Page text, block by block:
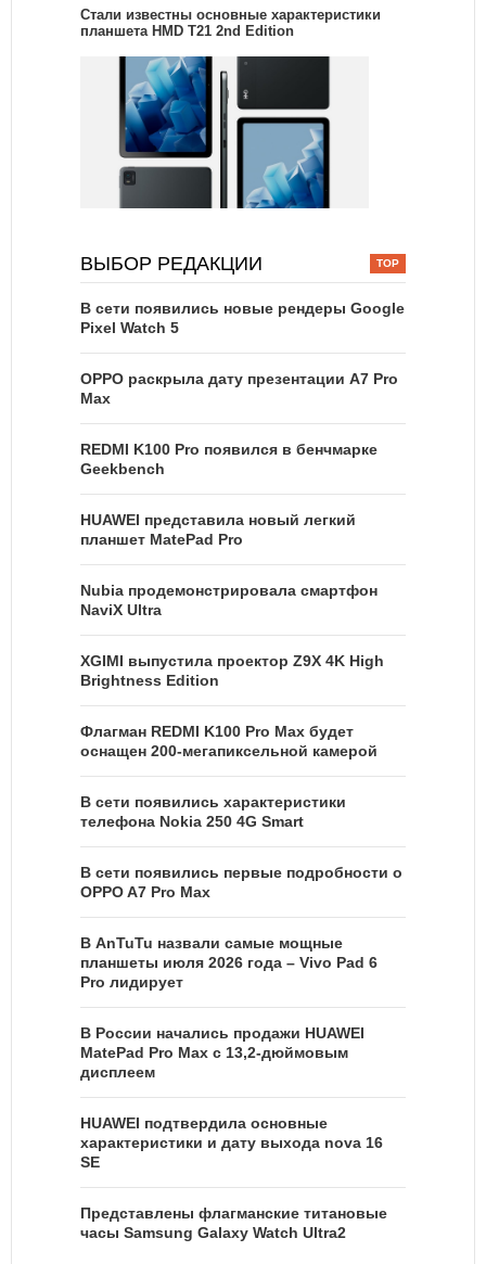
Стали известны основные характеристики
планшета HMD T21 2nd Edition
ВЫБОР РЕДАКЦИИ
В сети появились новые рендеры Google
Pixel Watch 5
OPPO раскрыла дату презентации A7 Pro
Max
REDMI K100 Pro появился в бенчмарке
Geekbench
HUAWEI представила новый легкий
планшет MatePad Pro
Nubia продемонстрировала смартфон
NaviX Ultra
XGIMI выпустила проектор Z9X 4K High
Brightness Edition
Флагман REDMI K100 Pro Max будет
оснащен 200-мегапиксельной камерой
В сети появились характеристики
телефона Nokia 250 4G Smart
В сети появились первые подробности о
OPPO A7 Pro Max
В AnTuTu назвали самые мощные
планшеты июля 2026 года – Vivo Pad 6
Pro лидирует
В России начались продажи HUAWEI
MatePad Pro Max с 13,2-дюймовым
дисплеем
HUAWEI подтвердила основные
характеристики и дату выхода nova 16
SE
Представлены флагманские титановые
часы Samsung Galaxy Watch Ultra2